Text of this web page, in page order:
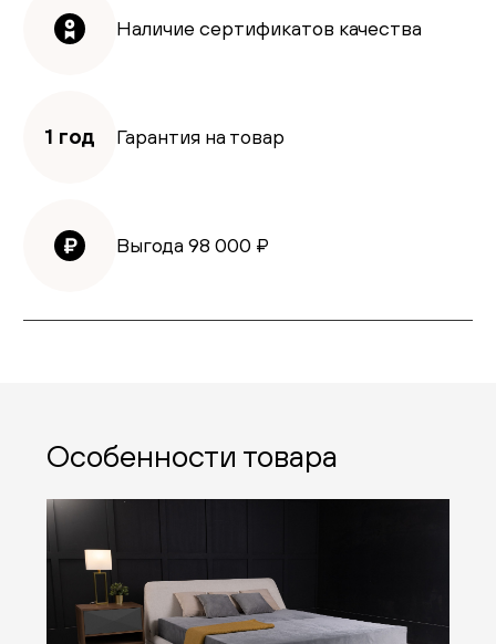
Наличие сертификатов качества
1 год Гарантия на товар
Выгода 98 000 ₽
Особенности товара